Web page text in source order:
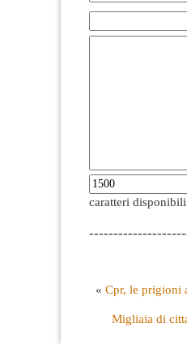
caratteri disponibili
« Cpr, le prigioni
Migliaia di